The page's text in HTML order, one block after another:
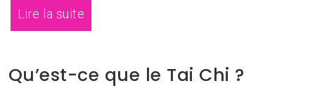
Lire la suite
Qu’est-ce que le Tai Chi ?